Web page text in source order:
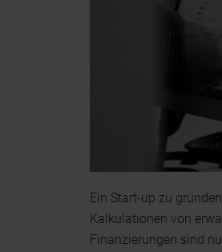
Ein Start-up zu
Kalkulationen von
Finanzierungen sind